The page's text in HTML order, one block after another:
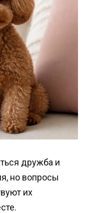
дружба и
но вопросы
их